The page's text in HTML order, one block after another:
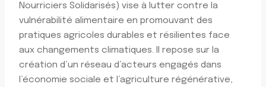
Nourriciers Solidarisés) vise à lutter contre la
vulnérabilité alimentaire en promouvant des
pratiques agricoles durables et résilientes face
aux changements climatiques. Il repose sur la
création d’un réseau d’acteurs engagés dans
l’économie sociale et l’agriculture régénérative,